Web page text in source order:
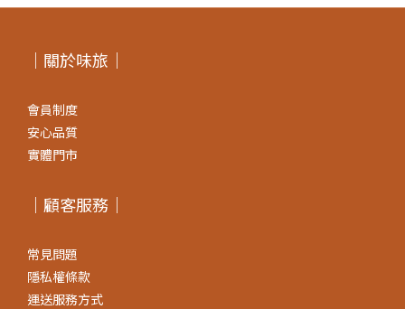
｜關於味旅｜
會員制度
安心品質
實體門市
｜顧客服務｜
常見問題
隱私權條款
運送服務方式